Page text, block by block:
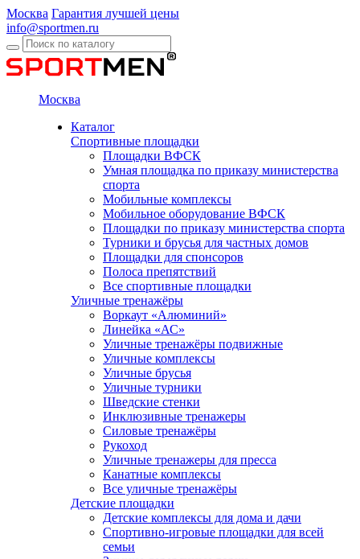
Москва Гарантия лучшей цены
info@sportmen.ru
Москва
Каталог
Спортивные площадки
Площадки ВФСК
Умная площадка по приказу министерства
спорта
Мобильные комплексы
Мобильное оборудование ВФСК
Площадки по приказу министерства спорта
Турники и брусья для частных домов
Площадки для спонсоров
Полоса препятствий
Все спортивные площадки
Уличные тренажёры
Воркаут «Алюминий»
Линейка «АС»
Уличные тренажёры подвижные
Уличные комплексы
Уличные брусья
Уличные турники
Шведские стенки
Инклюзивные тренажеры
Силовые тренажёры
Рукоход
Уличные тренажеры для пресса
Канатные комплексы
Все уличные тренажёры
Детские площадки
Детские комплексы для дома и дачи
Спортивно-игровые площадки для всей
семьи